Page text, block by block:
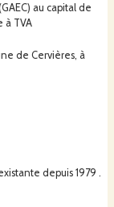
au capital de
à TVA
de Cervières, à
depuis 1979 .